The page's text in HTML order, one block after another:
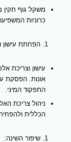
משקל גוף
כרוניות
הפחתת עישון
עישון וצריכת
אונות. הפסקת
התפקוד המיני.
ניהול צריכת
הכללית
שיפור השינה: